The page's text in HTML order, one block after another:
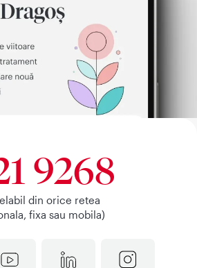
9268
din orice retea
fixa sau mobila)